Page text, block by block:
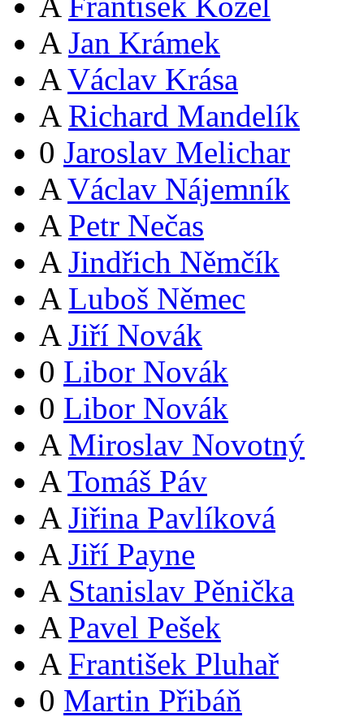
A Jan Krámek
A Václav Krása
A Richard Mandelík
0 Jaroslav Melichar
A Václav Nájemník
A Petr Nečas
A Jindřich Němčík
A Luboš Němec
A Jiří Novák
0 Libor Novák
0 Libor Novák
A Miroslav Novotný
A Tomáš Páv
A Jiřina Pavlíková
A Jiří Payne
A Stanislav Pěnička
A Pavel Pešek
A František Pluhař
0 Martin Přibáň